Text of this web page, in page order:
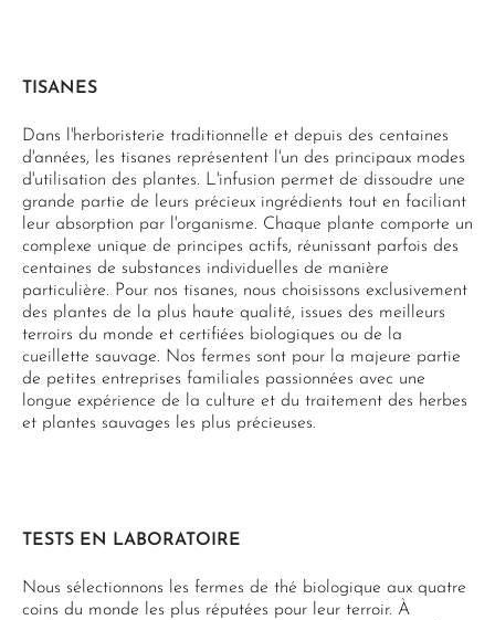
TISANES
Dans l'herboristerie traditionnelle et depuis des centaines
d'années, les tisanes représentent l'un des principaux modes
d'utilisation des plantes. L'infusion permet de dissoudre une
grande partie de leurs précieux ingrédients tout en faciliant
leur absorption par l'organisme. Chaque plante comporte un
complexe unique de principes actifs, réunissant parfois des
centaines de substances individuelles de manière
particulière. Pour nos tisanes, nous choisissons exclusivement
des plantes de la plus haute qualité, issues des meilleurs
terroirs du monde et certifiées biologiques ou de la
cueillette sauvage. Nos fermes sont pour la majeure partie
de petites entreprises familiales passionnées avec une
longue expérience de la culture et du traitement des herbes
et plantes sauvages les plus précieuses.
TESTS EN LABORATOIRE
Nous sélectionnons les fermes de thé biologique aux quatre
coins du monde les plus réputées pour leur terroir. À